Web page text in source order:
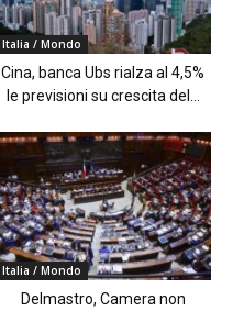
Italia / Mondo
Cina, banca Ubs rialza al 4,5%
le previsioni su crescita del...
Italia / Mondo
Delmastro, Camera non